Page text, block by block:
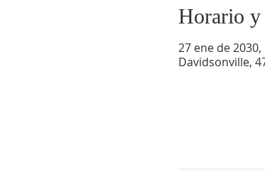
Horario y
27 ene de 2030,
Davidsonville,